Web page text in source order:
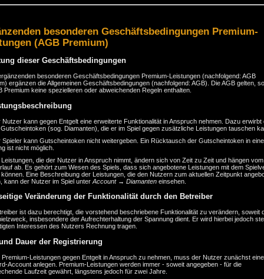
besonderen Geschäftsbedingungen Premium-
(AGB Premium)
dieser Geschäftsbedingungen
besonderen Geschäftsbedingungen Premium-Leistungen (nachfolgend: AGB
ergänzen die Allgemeinen Geschäftsbedingungen (nachfolgend: AGB). Die AGB gelten,
Premium keine spezielleren oder abweichenden Regeln enthalten.
Nutzer kann gegen Entgelt eine erweiterte Funktionalität in Anspruch nehmen. Dazu erwirbt
(sog. Diamanten), die er im Spiel gegen zusätzliche Leistungen tauschen
Spieler kann Gutscheintoken nicht weitergeben. Ein Rücktausch der Gutscheintoken in
ist nicht möglich.
Leistungen, die der Nutzer in Anspruch nimmt, ändern sich von Zeit zu Zeit und hängen vom
ab. Es gehört zum Wesen des Spiels, dass sich angebotene Leistungen mit dem
Eine Beschreibung der Leistungen, die den Nutzern zum aktuellen Zeitpunkt
kann der Nutzer im Spiel unter Account → Diamanten einsehen.
Veränderung der Funktionalität durch den Betreiber
ist dazu berechtigt, die vorstehend beschriebene Funktionalität zu verändern, soweit
insbesondere der Aufrechterhaltung der Spannung dient. Er wird hierbei jedoch
Interessen des Nutzers Rechnung tragen.
Dauer der Registrierung
Premium-Leistungen gegen Entgelt in Anspruch zu nehmen, muss der Nutzer zunächst
Account anlegen. Premium-Leistungen werden immer - soweit angegeben - für die
Laufzeit gewährt, längstens jedoch für zwei Jahre.